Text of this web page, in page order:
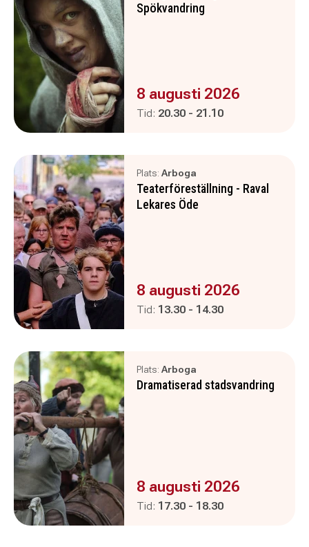
Spökvandring
Evenemanget är :
8 augusti 2026
Tid: Pågår mellan
20.30 - och
21.10
Plats: Arboga
Teaterföreställning - Raval
Lekares Öde
Evenemanget är :
8 augusti 2026
Tid: Pågår mellan
13.30 - och
14.30
Plats: Arboga
Dramatiserad stadsvandring
Evenemanget är :
8 augusti 2026
Tid: Pågår mellan
17.30 - och
18.30